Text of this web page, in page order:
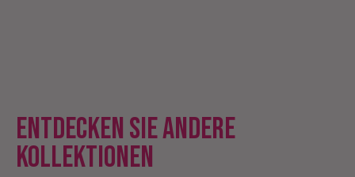
ENTDECKEN SIE ANDERE
KOLLEKTIONEN